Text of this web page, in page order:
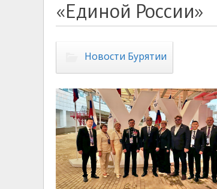
«Единой России»
Новости Бурятии